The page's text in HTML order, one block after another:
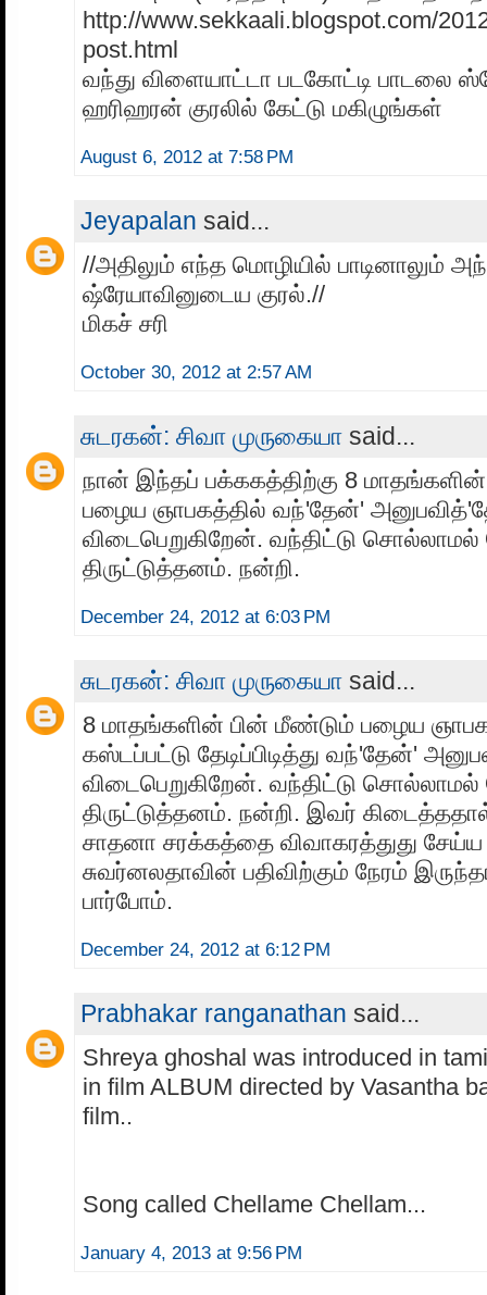
http://www.sekkaali.blogspot.com/
post.html
வந்து விளையாட்டா படகோட்டி பாடலை
ஹரிஹரன் குரலில் கேட்டு மகிழுங்கள்
August 6, 2012 at 7:58 PM
Jeyapalan said...
//அதிலும் எந்த மொழியில் பாடினாலும்
ஷ்ரேயாவினுடைய குரல்.//
மிகச் சரி
October 30, 2012 at 2:57 AM
சுடரகன்: சிவா முருகையா said...
நான் இந்தப் பக்ககத்திற்கு 8 மாதங்களின்
பழைய ஞாபகத்தில் வந்'தேன்'
விடைபெறுகிறேன். வந்திட்டு
திருட்டுத்தனம். நன்றி.
December 24, 2012 at 6:03 PM
சுடரகன்: சிவா முருகையா said...
8 மாதங்களின் பின் மீண்டும் பழைய
கஸ்டப்பட்டு தேடிப்பிடித்து வந்'தேன்'
விடைபெறுகிறேன். வந்திட்டு
திருட்டுத்தனம். நன்றி. இவர்
சாதனா சரக்கத்தை விவாகரத்துது சேய்ய
சுவர்னலதாவின் பதிவிற்கும் நேரம்
பார்போம்.
December 24, 2012 at 6:12 PM
Prabhakar ranganathan said...
Shreya ghoshal was introduced in
in film ALBUM directed by Vasantha
film..
Song called Chellame Chellam...
January 4, 2013 at 9:56 PM